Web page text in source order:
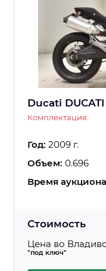
Ducati
Комплектация:
Год: 2009 г.
Объем: 0.696
Время
Стоимость
Цена во
"под ключ"